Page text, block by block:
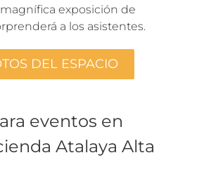
exposición de
a los asistentes.
DEL ESPACIO
eventos en
Atalaya Alta